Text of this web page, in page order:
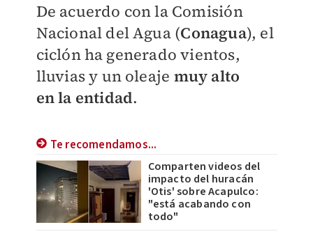
De acuerdo con la Comisión
Nacional del Agua (Conagua), el
ciclón ha generado vientos,
lluvias y un oleaje muy alto
enla entidad.
Te recomendamos...
Comparten videos del
impacto del huracán
'Otis' sobre Acapulco:
"está acabando con
todo"